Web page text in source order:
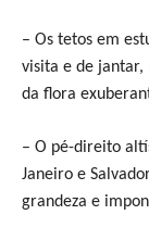
– Os tetos em
visita e de jantar,
da flora
– O pé-direito
Janeiro e
grandeza e